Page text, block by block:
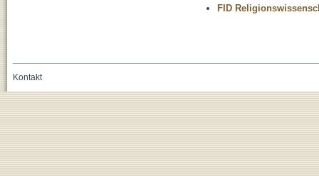
FID
Kontakt